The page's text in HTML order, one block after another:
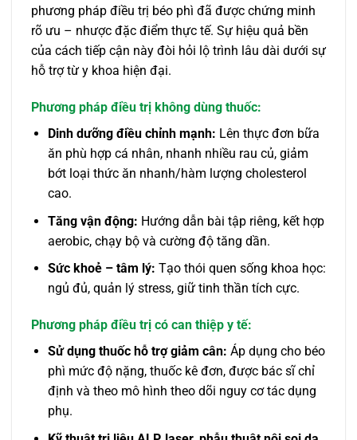
phương pháp điều trị béo phì đã được chứng minh
rõ ưu – nhược đặc điểm thực tế. Sự hiệu quả bền
của cách tiếp cận này đòi hỏi lộ trình lâu dài dưới sự
hỗ trợ từ y khoa hiện đại.
Phương pháp điều trị không dùng thuốc:
Dinh dưỡng điều chỉnh mạnh: Lên thực đơn bữa
ăn phù hợp cá nhân, nhanh nhiều rau củ, giảm
bớt loại thức ăn nhanh/hàm lượng cholesterol
cao.
Tăng vận động: Hướng dẫn bài tập riêng, kết hợp
aerobic, chạy bộ và cường độ tăng dần.
Sức khoẻ – tâm lý: Tạo thói quen sống khoa học:
ngủ đủ, quản lý stress, giữ tinh thần tích cực.
Phương pháp điều trị có can thiệp y tế:
Sử dụng thuốc hỗ trợ giảm cân: Áp dụng cho béo
phì mức độ nặng, thuốc kê đơn, được bác sĩ chỉ
định và theo mô hình theo dõi nguy cơ tác dụng
phụ.